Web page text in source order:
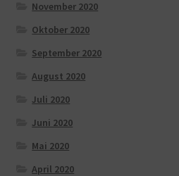
November 2020
Oktober 2020
September 2020
August 2020
Juli 2020
Juni 2020
Mai 2020
April 2020